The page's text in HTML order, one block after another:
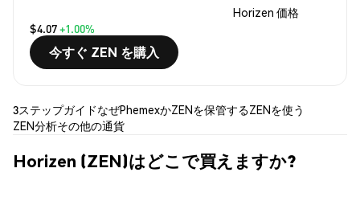
Horizen 価格
$4.07+1.00%
今すぐ ZEN を購入
3ステップガイドなぜPhemexかZENを保管するZENを使う
ZEN分析その他の通貨
Horizen (ZEN)はどこで買えますか?